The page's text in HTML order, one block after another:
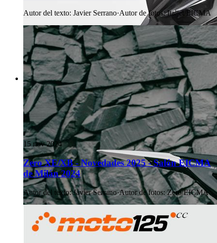
Autor del texto: Javier Serrano·Autor de fotos: Italjet/EICMA
15 nov 2024
Zero XE/XB - Novedades 2025 - Salón EICMA
de Milán 2024
Autor del texto: Javier Serrano·Autor de fotos: Zero/EICMA